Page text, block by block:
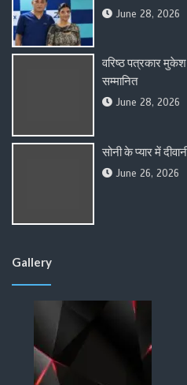
June 28, 2026
वरिष्ठ पत्रकार मुकेश
सम्मानित
June 28, 2026
सोनी के प्यार में
June 26, 2026
Gallery